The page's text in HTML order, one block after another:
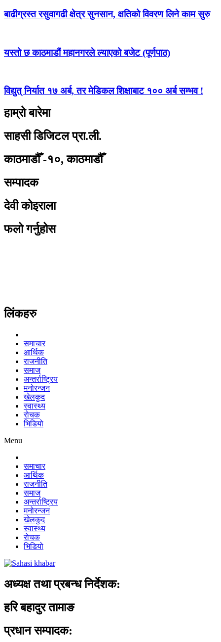
बाढीग्रस्त रसुवागढी क्षेत्र सुनसान, क्षतिको विवरण लिने काम सुरु
यस्तो छ काठमाडौं महानगरले ल्याएको बजेट (पूर्णपाठ)
विद्युत् निर्यात १७ अर्ब, तर मेडिकल शिक्षाबाट १०० अर्ब सम्भव !
हाम्रो बारेमा
साहसी डिजिटल प्रा.ली.
काठमाडौँ -१०, काठमाडौँ
सम्पादक
देवी कोइराला
फलो गर्नुहोस
लिंकहरु
समाचार
आर्थिक
राजनीति
समाज
अन्तर्राष्ट्रिय
मनोरन्जन
खेलकुद
स्वास्थ्य
रोचक
भिडियो
Menu
समाचार
आर्थिक
राजनीति
समाज
अन्तर्राष्ट्रिय
मनोरन्जन
खेलकुद
स्वास्थ्य
रोचक
भिडियो
अध्यक्ष तथा प्रबन्ध निर्देशक:
हरि बहादुर तामाङ
प्रधान सम्पादक: